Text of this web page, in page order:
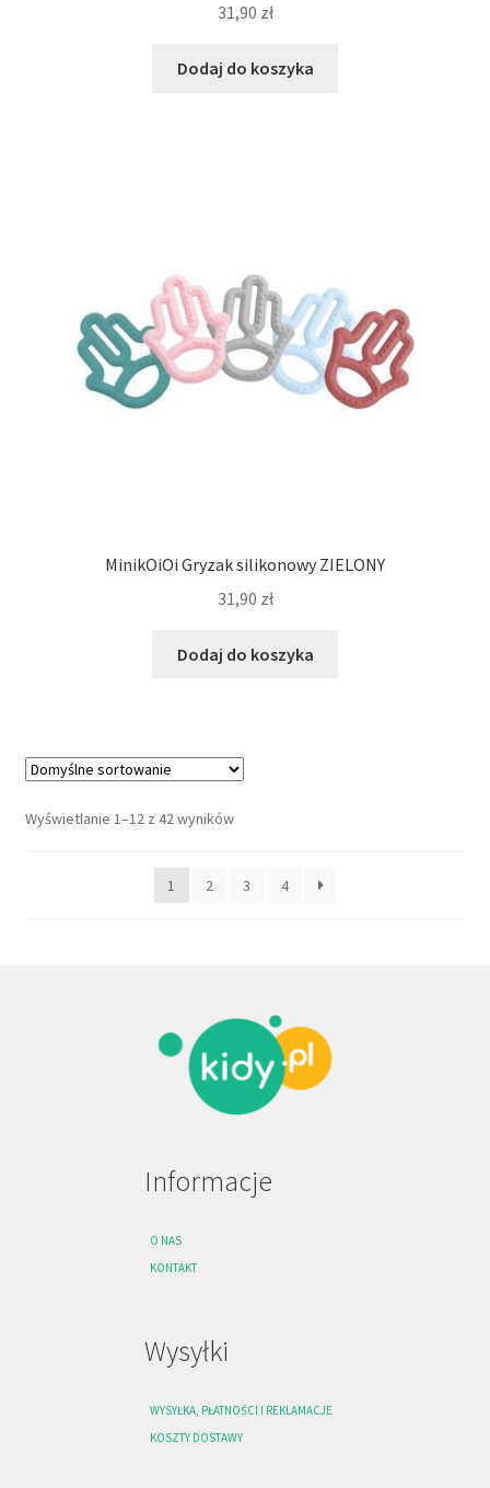
31,90 zł
Dodaj do koszyka
MinikOiOi Gryzak silikonowy ZIELONY
31,90 zł
Dodaj do koszyka
Wyświetlanie 1–12 z 42 wyników
1 2 3 4
Informacje
O NAS
KONTAKT
Wysyłki
WYSYŁKA, PŁATNOŚCI I REKLAMACJE
KOSZTY DOSTAWY